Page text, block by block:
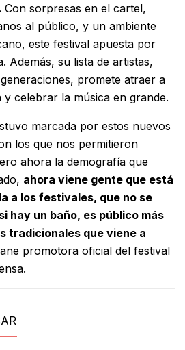
Con sorpresas en el cartel,
al público, y un ambiente
este festival apuesta por
Además, su lista de artistas,
promete atraer a
y celebrar la música en grande.
marcada por estos nuevos
los que nos permitieron
ahora la demografía que
ahora viene gente que está
a los festivales, que no se
hay un baño, es público más
tradicionales que viene a
promotora oficial del festival